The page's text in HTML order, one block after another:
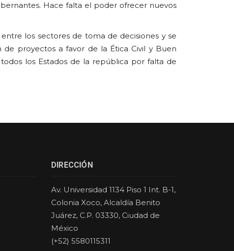
Hace falta el poder ofrecer nuevos
los sectores de toma de decisiones y se
proyectos a favor de la Ética Civil y Buen
los Estados de la república por falta de
DIRECCIÓN
Av. Universidad 1134 Piso 1 Int. B-1,
Colonia Xoco, Alcaldía Benito
Juárez, C.P. 03330, Ciudad de
México
(+52) 5580115311